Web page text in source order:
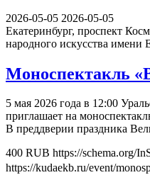
2026-05-05 2026-05-05
Екатеринбург, проспект
народного искусства имени
Моноспектакль
5 мая 2026 года в 12:00
приглашает на
В преддверии праздника
400 RUB https://schema.org/
https://kudaekb.ru/event/